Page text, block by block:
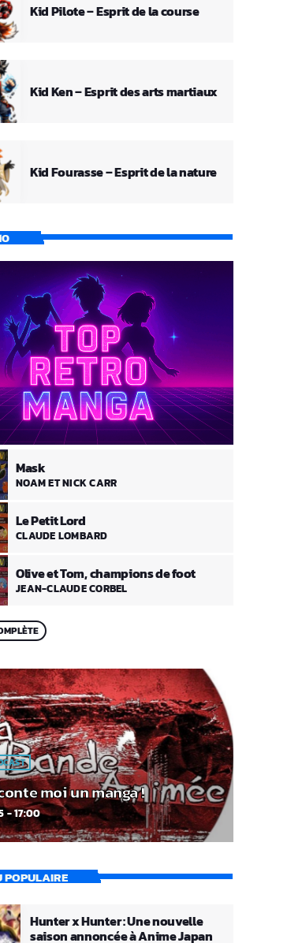
Kid Pilote – Esprit de la course
Kid Ken – Esprit des arts martiaux
Kid Fourasse – Esprit de la nature
Olive et Tom, champions de foot
JEAN-CLAUDE CORBEL
Le Petit Lord
CLAUDE LOMBARD
Mask
NOAM ET NICK CARR
moi un manga !
- 17:00
POPULAIRE
Hunter x Hunter : Une nouvelle
saison annoncée à Anime Japan